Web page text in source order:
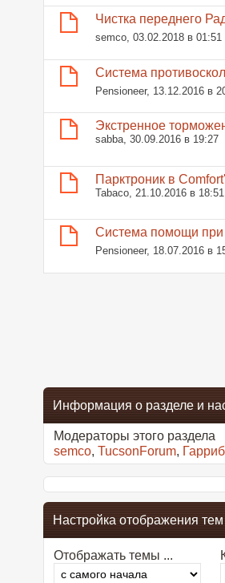
Чистка переднего
semco, 03.02.2018 в 01:51
Система
Pensioneer, 13.12.2016 в
Экстренное
sabba, 30.09.2016 в 19:27
Парктроник в
Tabaco, 21.10.2016 в 18:51
Система помощи при
Pensioneer, 18.07.2016 в
Информация о разделе и
Модераторы этого раздела
semco, TucsonForum,
Настройка отображения тем
Отображать темы ...